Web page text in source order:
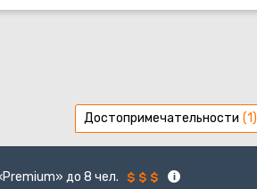
Достопримечательности
до 8 чел.